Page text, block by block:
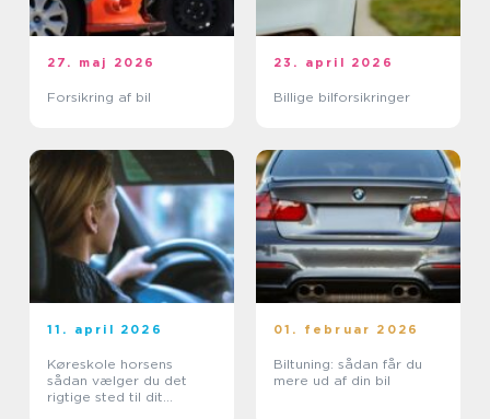
27. maj 2026
Forsikring af bil
23. april 2026
Billige bilforsikringer
11. april 2026
Køreskole horsens
sådan vælger du det
rigtige sted til dit
01. februar 2026
Biltuning: sådan får du
mere ud af din bil